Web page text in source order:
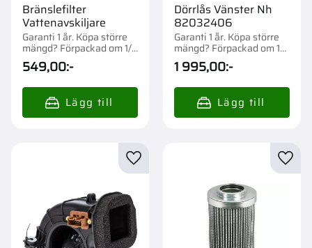
Bränslefilter
Vattenavskiljare
Garanti 1 år. Köpa större
mängd? Förpackad om 1/6
st.
549,00:-
Dörrlås Vänster Nh
82032406
Garanti 1 år. Köpa större
mängd? Förpackad om 1
st.
1 995,00:-
Lägg till i favoriter